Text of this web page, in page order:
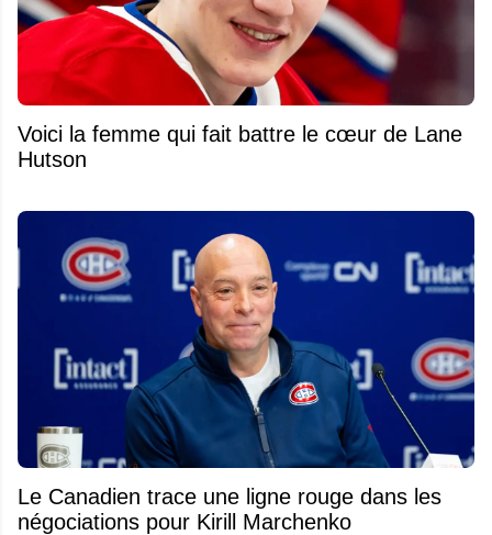
Voici la femme qui fait battre le cœur de Lane
Hutson
Le Canadien trace une ligne rouge dans les
négociations pour Kirill Marchenko